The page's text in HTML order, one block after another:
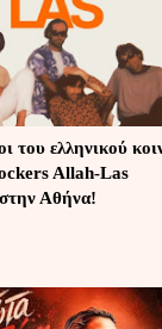
του ελληνικού
Allah-Las
Αθήνα!